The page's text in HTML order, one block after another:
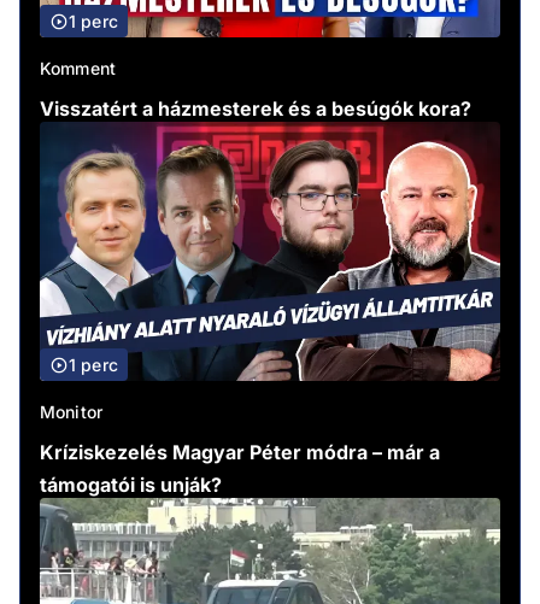
1 perc
Komment
Visszatért a házmesterek és a besúgók kora?
1 perc
Monitor
Kríziskezelés Magyar Péter módra – már a
támogatói is unják?